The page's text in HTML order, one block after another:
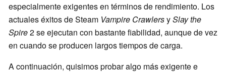
especialmente exigentes en términos de rendimiento. Los
actuales éxitos de Steam Vampire CrawlersySlay the
Spire2 se ejecutan con bastante fiabilidad, aunque de vez
en cuando se producen largos tiempos de carga.
A continuación, quisimos probar algo más exigente e